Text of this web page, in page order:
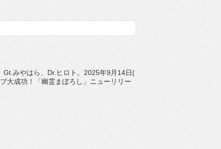
Gt.みやはら、Dr.ヒロト。2025年9月14日(
大成功！「幽霊まぼろし」ニューリリー